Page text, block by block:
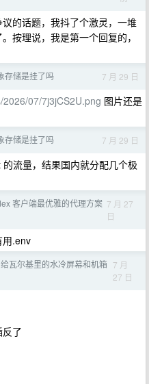
的话题，我抖了个激灵，一堆
按理说，我是第一个回复的，
存储是挂了吗 7 月 29 日
07/7j3jCS2U.png 图片还是
存储是挂了吗 7 月 29 日
流量，结果国内就分配几个极
客户端最优雅的代理方案 7 月 27
日
用.env
瓦尔基里的水冷屏幕和机箱 7 月
27 日
了